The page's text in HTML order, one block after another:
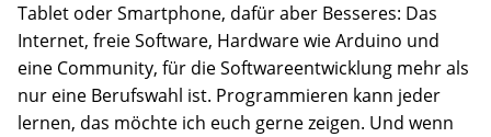
Tablet oder Smartphone, dafür aber Besseres: Das
Internet, freie Software, Hardware wie Arduino und
eine Community, für die Softwareentwicklung mehr als
nur eine Berufswahl ist. Programmieren kann jeder
lernen, das möchte ich euch gerne zeigen. Und wenn